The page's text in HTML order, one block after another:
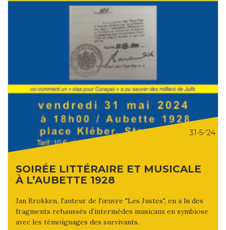
31-5-'24
SOIRÉE LITTÉRAIRE ET MUSICALE
À L’AUBETTE 1928
Jan Brokken, l'auteur de l'œuvre "Les Justes", en a lu des
fragments rehaussés d’intermèdes musicaux en symbiose
avec les témoignages des survivants.